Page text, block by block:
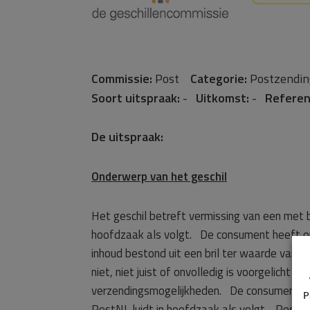
Commissie: Post Categorie:
Soort uitspraak: - Uitkomst: -
De uitspraak:
Onderwerp van het geschil
Het geschil betreft vermissing van een met
hoofdzaak als volgt. De consument heeft
inhoud bestond uit een bril ter waarde van
niet, niet juist of onvolledig is voorgelicht
verzendingsmogelijkheden. De consument